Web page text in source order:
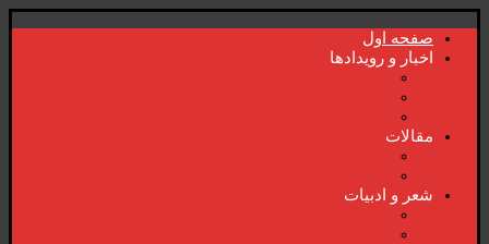
صفحە اول
اخبار و رویدادها
مقالات
شعر و ادبیات